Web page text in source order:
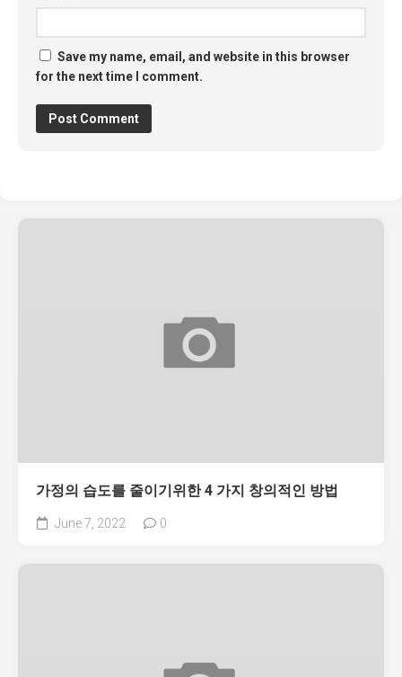
Save my name, email, and website in this browser
for the next time I comment.
가정의 습도를 줄이기위한 4 가지 창의적인 방법
June 7, 2022 0